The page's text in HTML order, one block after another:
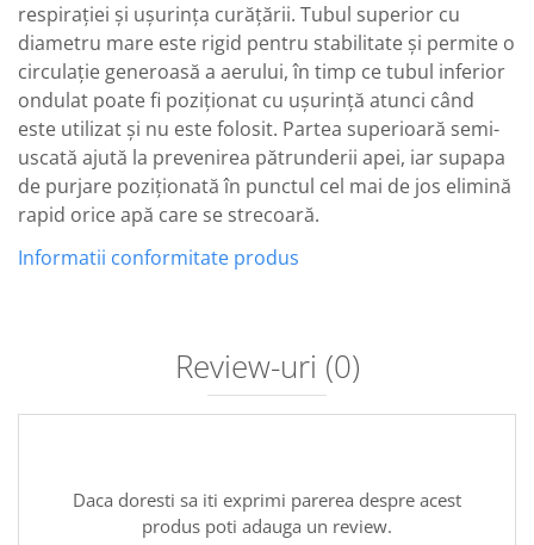
respirației și ușurința curățării. Tubul superior cu
diametru mare este rigid pentru stabilitate și permite o
circulație generoasă a aerului, în timp ce tubul inferior
ondulat poate fi poziționat cu ușurință atunci când
este utilizat și nu este folosit. Partea superioară semi-
uscată ajută la prevenirea pătrunderii apei, iar supapa
de purjare poziționată în punctul cel mai de jos elimină
rapid orice apă care se strecoară.
Informatii conformitate produs
Review-uri (0)
Daca doresti sa iti exprimi parerea despre acest
produs poti adauga un review.